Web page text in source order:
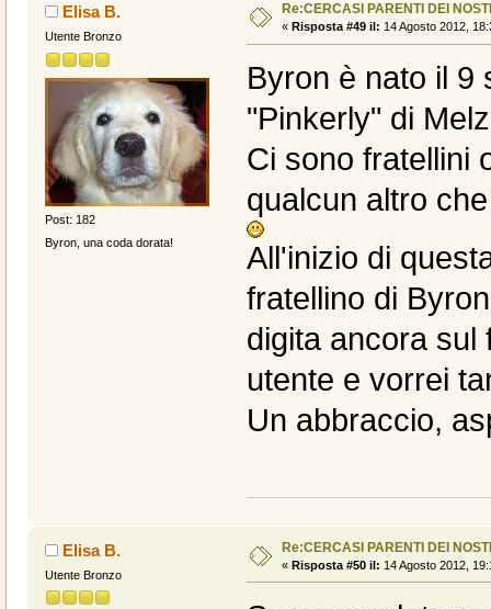
Elisa B.
Utente Bronzo
Post: 182
Byron, una coda dorata!
Re:CERCASI PARENTI DEI
« Risposta #49 il: 14 Agosto 2012,
Byron è nato il 9
"Pinkerly" di
Ci sono fratellini
qualcun altro
All'inizio di
fratellino di
digita ancora sul
utente e vorrei
Un abbraccio,
Elisa B.
Utente Bronzo
Re:CERCASI PARENTI DEI
« Risposta #50 il: 14 Agosto 2012,